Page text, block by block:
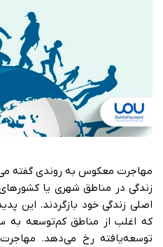
مهاجرت معکوس به روندی گفته
زندگی در مناطق شهری یا
اصلی زندگی خود بازگردند. این
که اغلب از مناطق کم‌توسعه به
توسعه‌یافته رخ می‌دهد.